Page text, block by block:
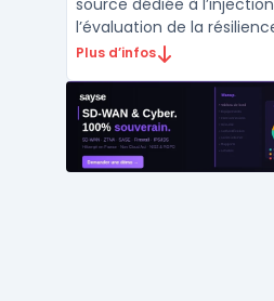
source dédiée à
l’évaluation de la
Kubernetes à l’aide de
équipes SRE, DevOps et
l’exécution de tests de
Plus d’infos